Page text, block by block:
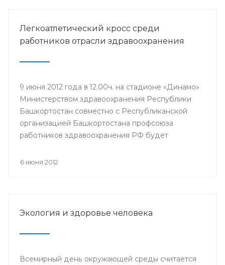
Легкоатлетический кросс среди
работников отрасли здравоохранения
9 июня 2012 года в 12.00ч. на стадионе «Динамо»
Министерством здравоохранения Республики
Башкортостан совместно с Республиканской
организацией Башкортостана профсоюза
работников здравоохранения РФ будет
работников отрасли здравоохранения,
6 июня 2012
Экология и здоровье человека
Всемирный день окружающей среды считается